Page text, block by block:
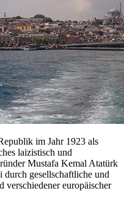
im Jahr 1923 als
laizistisch und
Mustafa Kemal Atatürk
gesellschaftliche und
verschiedener europäischer